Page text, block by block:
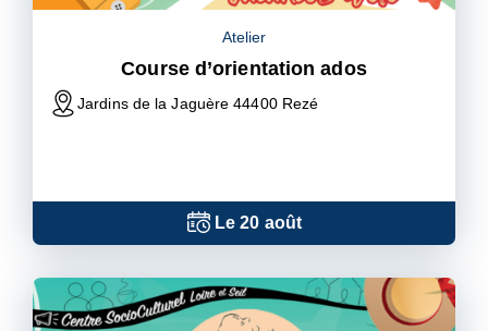
Course d’orientation ados
Atelier
Jardins de la Jaguère 44400 Rezé
Le20 août